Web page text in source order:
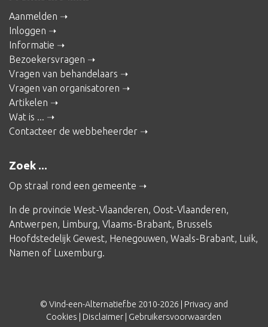
Aanmelden
Inloggen
Informatie
Bezoekersvragen
Vragen van behandelaars
Vragen van organisatoren
Artikelen
Wat is ...
Contacteer de webbeheerder
Zoek ...
Op straal rond een gemeente
In de provincie West-Vlaanderen, Oost-Vlaanderen,
Antwerpen, Limburg, Vlaams-Brabant, Brussels
Hoofdstedelijk Gewest, Henegouwen, Waals-Brabant, Luik,
Namen of Luxemburg.
© Vind-een-Alternatief.be 2010-2026 | Privacy and
Cookies
Disclaimer Gebruikersvoorwaarden